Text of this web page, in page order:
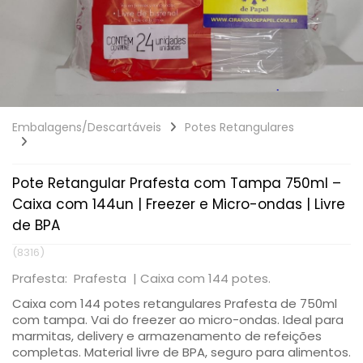
Embalagens/Descartáveis Potes Retangulares
Pote Retangular Prafesta com Tampa 750ml –
Caixa com 144un | Freezer e Micro-ondas | Livre
de BPA
(8316)
Prafesta: Prafesta | Caixa com 144 potes.
Caixa com 144 potes retangulares Prafesta de 750ml
com tampa. Vai do freezer ao micro-ondas. Ideal para
marmitas, delivery e armazenamento de refeições
completas. Material livre de BPA, seguro para alimentos.